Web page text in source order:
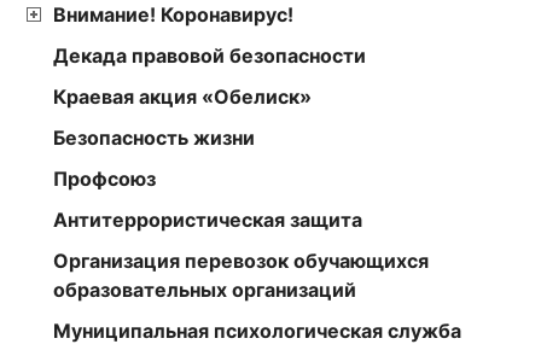
Внимание! Коронавирус!
Декада правовой безопасности
Краевая акция «Обелиск»
Безопасность жизни
Профсоюз
Антитеррористическая защита
Организация перевозок обучающихся
образовательных организаций
Муниципальная психологическая служба